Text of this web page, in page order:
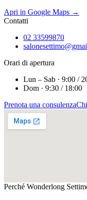
Apri in Google Maps →
Contatti
02 33599870
Orari di apertura
Lun – Sab · 9:00 /
Dom · 9:30 / 18:00
Prenota una consulenza
Perché Wonderlong